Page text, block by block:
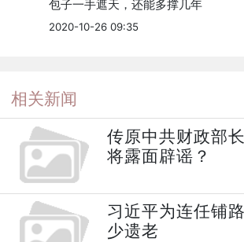
包子一手遮天，还能多撑几年
2020-10-26 09:35
相关新闻
传原中共财政部
将露面辟谣？
习近平为连任铺
少遗老